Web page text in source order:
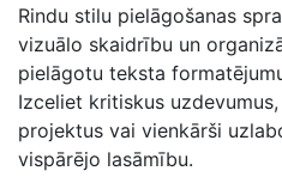
Rindu stilu pielāgošanas
vizuālo skaidrību un
pielāgotu teksta
Izceliet kritiskus
projektus vai vienkārši
vispārējo lasāmību.